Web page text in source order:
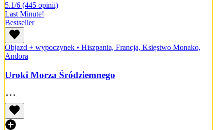
5.1/6 (445 opinii)
Last Minute!
Bestseller
Objazd + wypoczynek • Hiszpania, Francja, Księstwo Monako,
Andora
Uroki Morza Śródziemnego